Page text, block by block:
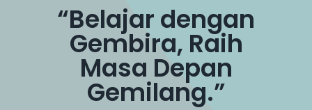
“Belajar dengan
Gembira, Raih
Masa Depan
Gemilang.”